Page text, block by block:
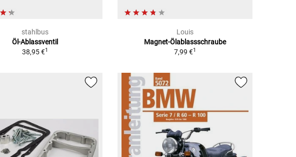
stahlbus
Öl-Ablassventil
38,95 €1
Louis
Magnet-Ölablassschraube
7,99 €1